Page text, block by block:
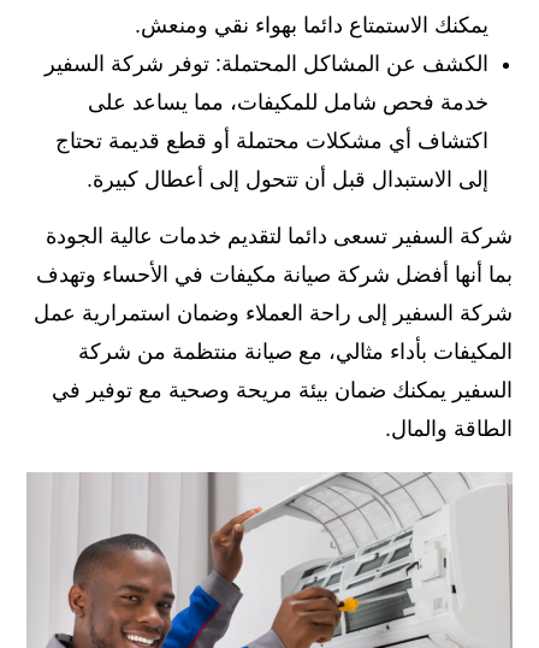
يمكنك الاستمتاع دائما بهواء نقي ومنعش.
الكشف عن المشاكل المحتملة: توفر شركة السفير
خدمة فحص شامل للمكيفات، مما يساعد على
اكتشاف أي مشكلات محتملة أو قطع قديمة تحتاج
إلى الاستبدال قبل أن تتحول إلى أعطال كبيرة.
شركة السفير تسعى دائما لتقديم خدمات عالية الجودة
بما أنها أفضل شركة صيانة مكيفات في الأحساء وتهدف
شركة السفير إلى راحة العملاء وضمان استمرارية عمل
المكيفات بأداء مثالي، مع صيانة منتظمة من شركة
السفير يمكنك ضمان بيئة مريحة وصحية مع توفير في
الطاقة والمال.